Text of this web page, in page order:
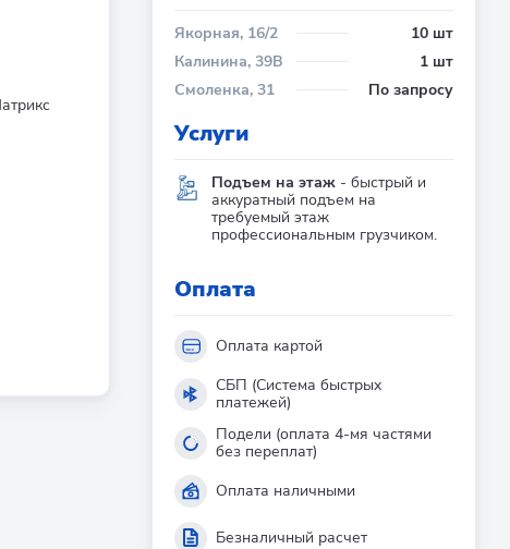
Якорная, 16/2
10 шт
Калинина, 39В
1 шт
Смоленка, 31
По запросу
Услуги
Подъем на этаж - быстрый и
аккуратный подъем на
требуемый этаж
профессиональным грузчиком.
Оплата
Оплата картой
СБП (Система быстрых
платежей)
Подели (оплата 4-мя частями
без переплат)
Оплата наличными
Безналичный расчет